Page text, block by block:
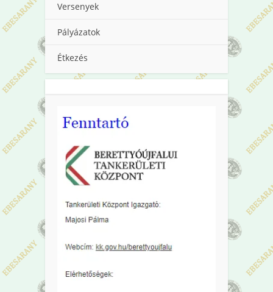
Versenyek
Pályázatok
Étkezés